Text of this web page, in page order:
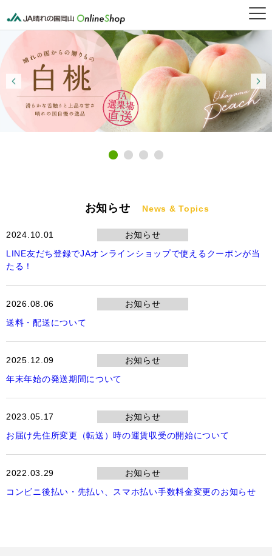
お知らせ News & Topics
2024.10.01
お知らせ
LINE友だち登録でJAオンラインショップで使えるクーポンが当
たる！
2026.08.06
お知らせ
送料・配送について
2025.12.09
お知らせ
年末年始の発送期間について
2023.05.17
お知らせ
お届け先住所変更（転送）時の運賃収受の開始について
2022.03.29
お知らせ
コンビニ後払い・先払い、スマホ払い手数料金変更のお知らせ